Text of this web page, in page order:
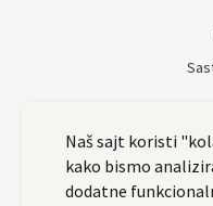
Naš sajt koristi
kako bismo
dodatne